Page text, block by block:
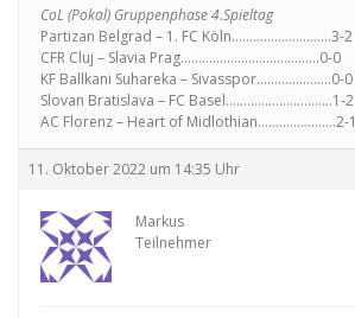
CoL (Pokal) Gruppenphase 4.Spieltag
Partizan Belgrad – 1. FC Köln……………………….3-2
CFR Cluj – Slavia Prag…………………………………0-0
KF Ballkani Suhareka – Sivasspor…………………0-0
Slovan Bratislava – FC Basel…………………………1-2
AC Florenz – Heart of Midlothian………………….2-1
11. Oktober 2022 um 14:35 Uhr
Markus
Teilnehmer